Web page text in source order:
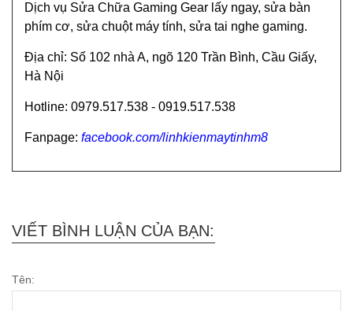
Dịch vụ Sửa Chữa Gaming Gear lấy ngay, sửa bàn
phím cơ, sửa chuột máy tính, sửa tai nghe gaming.
Địa chỉ: Số 102 nhà A, ngõ 120 Trần Bình, Cầu Giấy,
Hà Nội
Hotline: 0979.517.538 - 0919.517.538
Fanpage: facebook.com/linhkienmaytinhm8
VIẾT BÌNH LUẬN CỦA BẠN:
Tên: